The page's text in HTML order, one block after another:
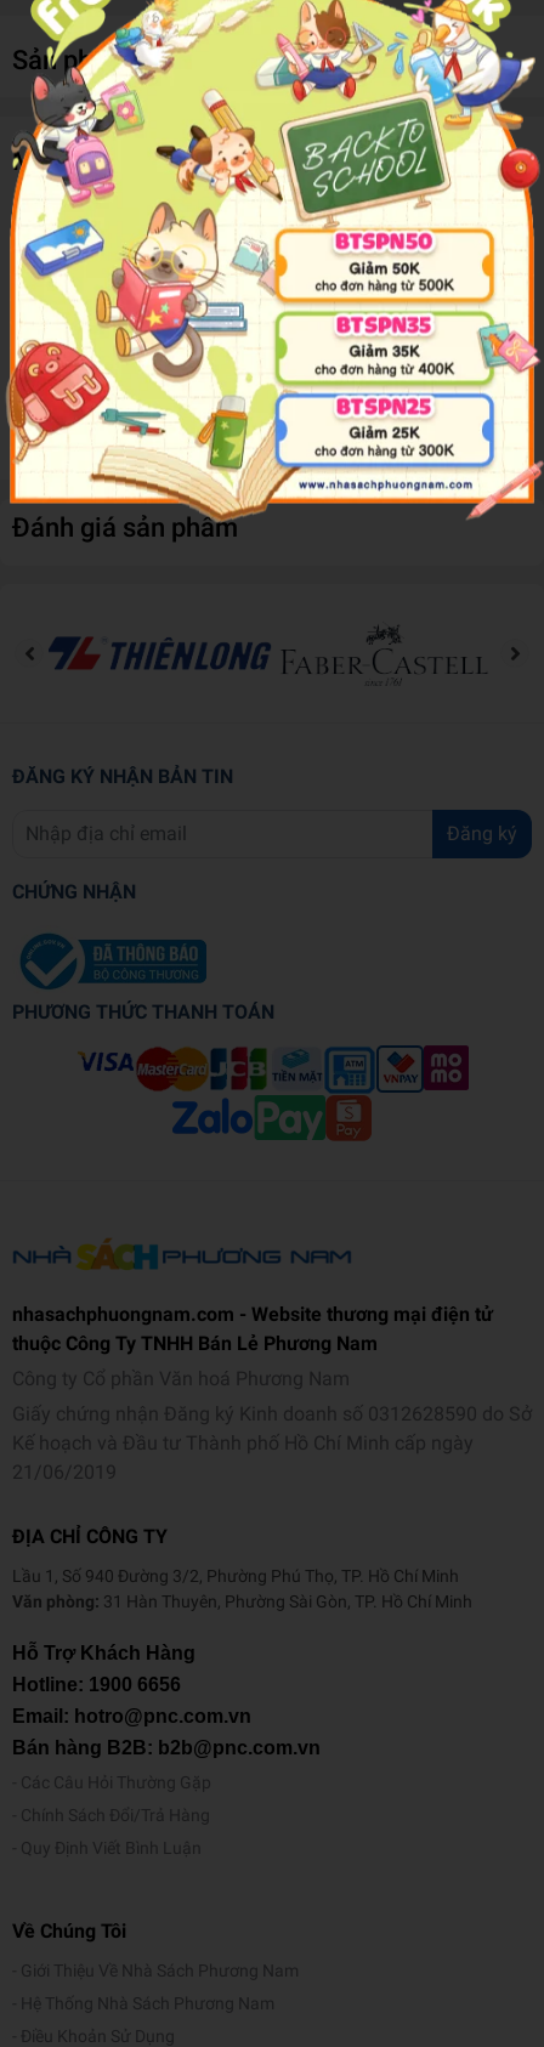
Sản phẩm cùng loại
Mô tả sản phẩm
Hai chú chuột đồng Gư-ri và Gư-ra đã quay trở lại rồi đây. Với chủ
đề dọn dẹp nhà cửa vô cùng mới lạ, ngỡ tưởng khô khan nhưng
dưới góc nhìn trẻ thơ lại rất đáng yêu và vui nhộn.
Mùa đông mang theo tia nắng ấm chiếu sáng mọi ngóc ngách
trong phòng, đúng là một ngày thích hợp để dọn dẹp nhà cửa.
Chúng ta hãy học theo hai bạn Gư-ri và Gư-ra, bắt tay vào dọn dẹp
thôi!
Đánh giá sản phẩm
ĐĂNG KÝ NHẬN BẢN TIN
Đăng ký
CHỨNG NHẬN
PHƯƠNG THỨC THANH TOÁN
nhasachphuongnam.com - Website thương mại điện tử
thuộc Công Ty TNHH Bán Lẻ Phương Nam
Công ty Cổ phần Văn hoá Phương Nam
Giấy chứng nhận Đăng ký Kinh doanh số 0312628590 do Sở
Kế hoạch và Đầu tư Thành phố Hồ Chí Minh cấp ngày
21/06/2019
ĐỊA CHỈ CÔNG TY
Lầu 1, Số 940 Đường 3/2, Phường Phú Thọ, TP. Hồ Chí Minh
Văn phòng: 31 Hàn Thuyên, Phường Sài Gòn, TP. Hồ Chí Minh
Hỗ Trợ Khách Hàng
Hotline: 1900 6656
Email: hotro@pnc.com.vn
Bán hàng B2B: b2b@pnc.com.vn
Các Câu Hỏi Thường Gặp
Chính Sách Đổi/Trả Hàng
Quy Định Viết Bình Luận
Về Chúng Tôi
Giới Thiệu Về Nhà Sách Phương Nam
Hệ Thống Nhà Sách Phương Nam
Điều Khoản Sử Dụng